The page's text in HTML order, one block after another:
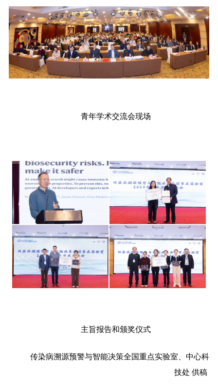
青年学术交流会现场
主旨报告和颁奖仪式
传染病溯源预警与智能决策全国重点实验室、中心科
技处 供稿